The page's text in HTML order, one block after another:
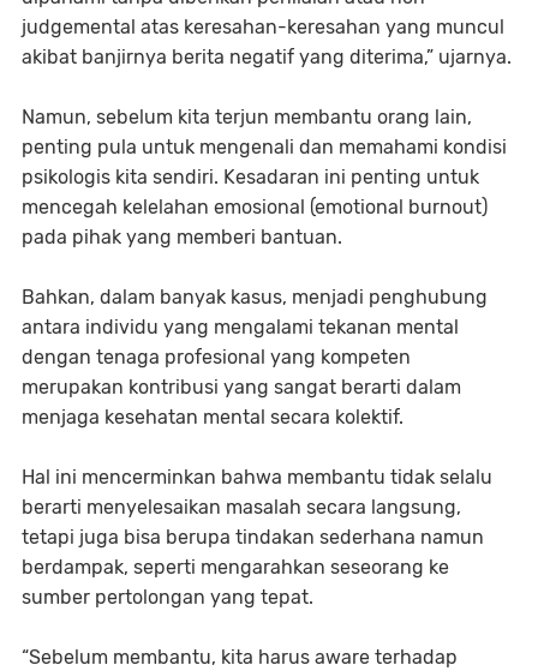
judgemental atas keresahan-keresahan yang muncul
akibat banjirnya berita negatif yang diterima,” ujarnya.
Namun, sebelum kita terjun membantu orang lain,
penting pula untuk mengenali dan memahami kondisi
psikologis kita sendiri. Kesadaran ini penting untuk
mencegah kelelahan emosional (emotional burnout)
pada pihak yang memberi bantuan.
Bahkan, dalam banyak kasus, menjadi penghubung
antara individu yang mengalami tekanan mental
dengan tenaga profesional yang kompeten
merupakan kontribusi yang sangat berarti dalam
menjaga kesehatan mental secara kolektif.
Hal ini mencerminkan bahwa membantu tidak selalu
berarti menyelesaikan masalah secara langsung,
tetapi juga bisa berupa tindakan sederhana namun
berdampak, seperti mengarahkan seseorang ke
sumber pertolongan yang tepat.
“Sebelum membantu, kita harus aware terhadap